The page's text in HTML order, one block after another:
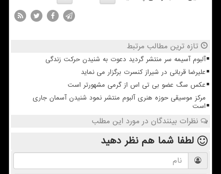
تازه ترین مطالب مرتبط
آلبوم آسیمه سر منتشر گردید دعوت به شنیدن حرکت زندگی
علیرضا قربانی در شیراز کنسرت برگزار می نماید
عکس سگ عضو بی تی اس از گرمی مشهورتر است
مرکز موسیقی حوزه هنری آلبوم منتشر نمود شنیدن آسمان جاری
است
نظرات بینندگان در مورد این مطلب
لطفا شما همنظر دهید